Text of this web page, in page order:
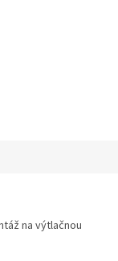
na výtlačnou